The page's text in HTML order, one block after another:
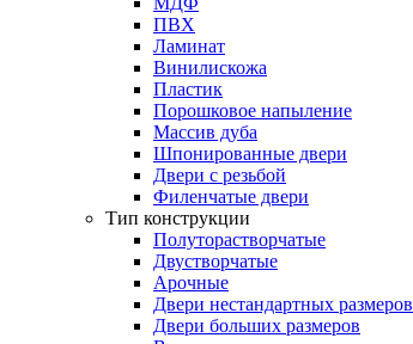
ПВХ
Ламинат
Винилискожа
Пластик
Порошковое напыление
Массив дуба
Шпонированные двери
Двери с резьбой
Филенчатые двери
Тип конструкции
Полуторастворчатые
Двустворчатые
Арочные
Двери нестандартных размеров
Двери больших размеров